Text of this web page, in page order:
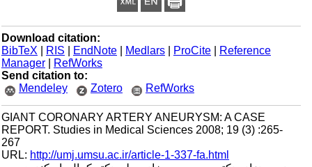
Download citation:
BibTeX
| RIS |EndNote |Medlars |ProCite |Reference
Manager
|RefWorks
Send citation to:
Mendeley
Zotero RefWorks
GIANT CORONARY ARTERY ANEURYSM: A CASE
REPORT. Studies in Medical Sciences 2008; 19 (3) :265-
267
URL:http://umj.umsu.ac.ir/article-1-337-fa.html